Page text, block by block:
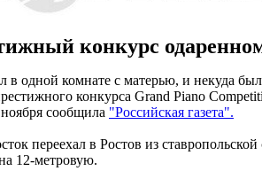
конкурс
одной комнате с матерью, и некуда
конкурса Grand Piano
сообщила "Российская газета".
переехал в Ростов из
12-метровую.